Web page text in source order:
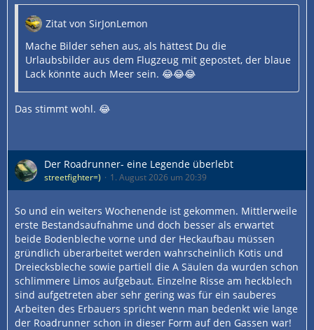
Zitat von SirJonLemon
Mache Bilder sehen aus, als hättest Du die
Urlaubsbilder aus dem Flugzeug mit gepostet, der blaue
Lack könnte auch Meer sein. 😂😂😂
Das stimmt wohl. 😂
Der Roadrunner- eine Legende überlebt
streetfighter=) 1. August 2026 um 20:39
So und ein weiters Wochenende ist gekommen. Mittlerweile
erste Bestandsaufnahme und doch besser als erwartet
beide Bodenbleche vorne und der Heckaufbau müssen
gründlich überarbeitet werden wahrscheinlich Kotis und
Dreiecksbleche sowie partiell die A Säulen da wurden schon
schlimmere Limos aufgebaut. Einzelne Risse am heckblech
sind aufgetreten aber sehr gering was für ein sauberes
Arbeiten des Erbauers spricht wenn man bedenkt wie lange
der Roadrunner schon in dieser Form auf den Gassen war!